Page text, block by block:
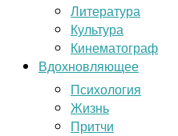
Литература
Культура
Кинематограф
Вдохновляющее
Психология
Жизнь
Притчи